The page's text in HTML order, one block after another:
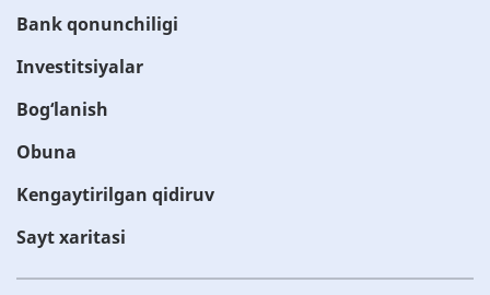
Bank qonunchiligi
Investitsiyalar
Bog‘lanish
Obuna
Kengaytirilgan qidiruv
Sayt xaritasi